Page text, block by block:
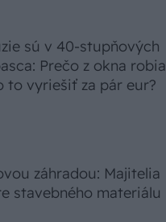
sú v 40-stupňových
Prečo z okna robia
to vyriešiť za pár eur?
záhradou: Majitelia
stavebného materiálu